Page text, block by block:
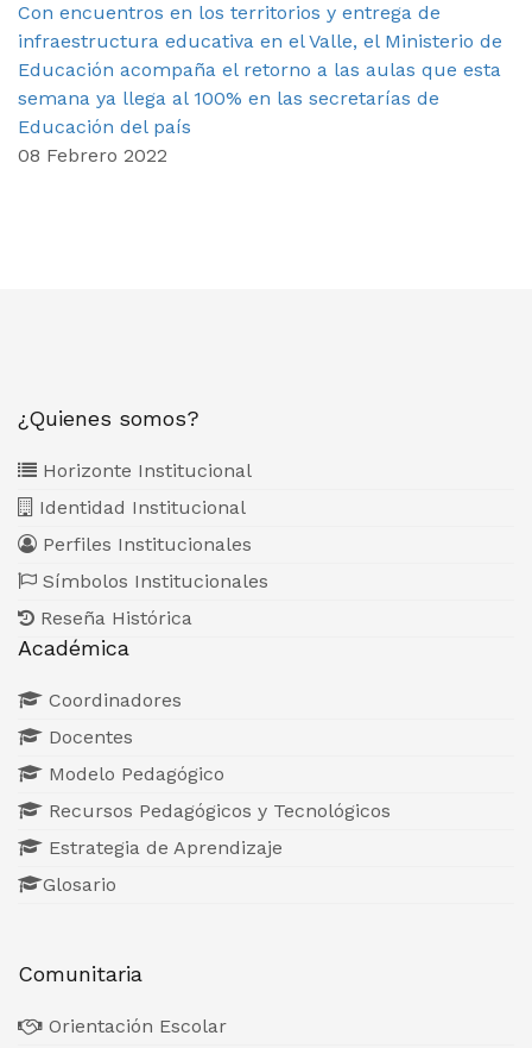
Con encuentros en los territorios y entrega de
infraestructura educativa en el Valle, el Ministerio de
Educación acompaña el retorno a las aulas que esta
semana ya llega al 100% en las secretarías de
Educación del país
08 Febrero 2022
¿Quienes somos?
Horizonte Institucional
Identidad Institucional
Perfiles Institucionales
Símbolos Institucionales
Reseña Histórica
Académica
Coordinadores
Docentes
Modelo Pedagógico
Recursos Pedagógicos y Tecnológicos
Estrategia de Aprendizaje
Glosario
Comunitaria
Orientación Escolar